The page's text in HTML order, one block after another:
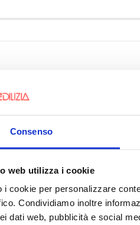
Consenso
web utilizza i cookie
i cookie per personalizzare
Condividiamo inoltre
dati web, pubblicità e social